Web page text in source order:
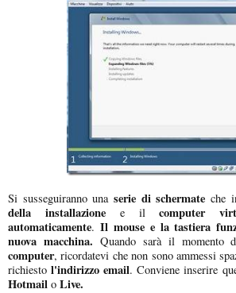
Si susseguiranno una serie di schermate che
della installazionee ilcomputer
automaticamente. Il mouse e la tastiera
nuova macchina. Quando sarà il
computer, ricordatevi che non sono ammessi
richiesto l'indirizzo email. Conviene inserire
Hotmail o Live.